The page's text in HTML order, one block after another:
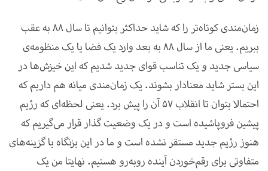
زمان‌مندی کوتاه‌تر را که شاید حداکثر بتوانیم تا سال 88 به عقب
ببریم. یعنی ما از سال 88 به بعد وارد یک فضا یا یک منظومه‌ی
سیاسی جدید و یک تناسب قوای جدید شدیم که این خیزش‌ها در
این بستر شاید معنادار بشوند. یک زمان‌مندی میانه هم داریم که
احتمالا بتوان تا انقلاب 57 آن را پیش برد. یعنی لحظه‌ای که رژیم
پیشین فروپاشیده است و در یک وضعیت گذار قرار می‌گیریم که
هنوز رژیم جدید مستقر نشده است و ما در این بزنگاه با گزینه‌های
متفاوتی برای رقم‌خوردن آینده روبه‌رو هستیم. نهایتا من یک